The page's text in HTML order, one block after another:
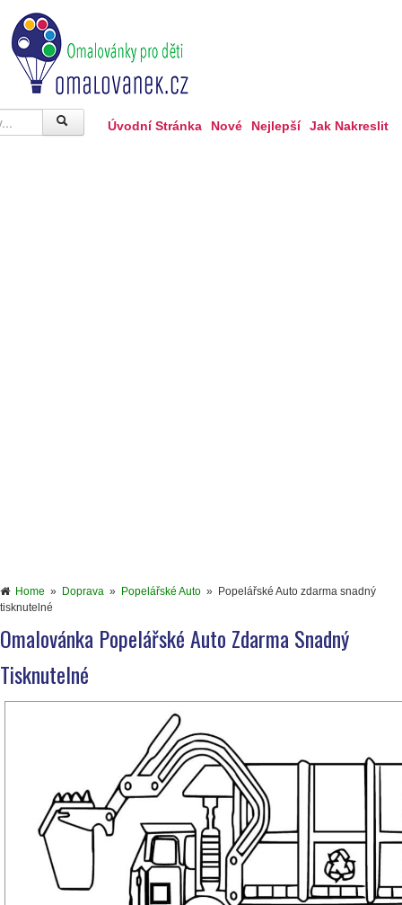
Úvodní Stránka Nové Nejlepší Jak Nakreslit
Home » Doprava » Popelářské Auto » Popelářské Auto zdarma snadný
tisknutelné
Omalovánka Popelářské Auto Zdarma Snadný
Tisknutelné